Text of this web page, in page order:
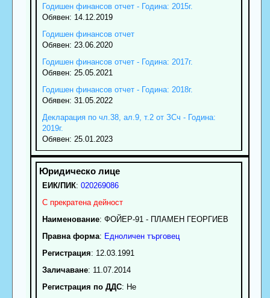
Годишен финансов отчет - Година: 2015г.
Обявен: 14.12.2019
Годишен финансов отчет
Обявен: 23.06.2020
Годишен финансов отчет - Година: 2017г.
Обявен: 25.05.2021
Годишен финансов отчет - Година: 2018г.
Обявен: 31.05.2022
Декларация по чл.38, ал.9, т.2 от ЗСч - Година:
2019г.
Обявен: 25.01.2023
ЕИК/ПИК: 020269086
С прекратена дейност
Наименование: ФОЙЕР-91 - ПЛАМЕН ГЕОРГИЕВ
Правна форма: Едноличен търговец
Регистрация: 12.03.1991
Заличаване: 11.07.2014
Регистрация по ДДС: Нe